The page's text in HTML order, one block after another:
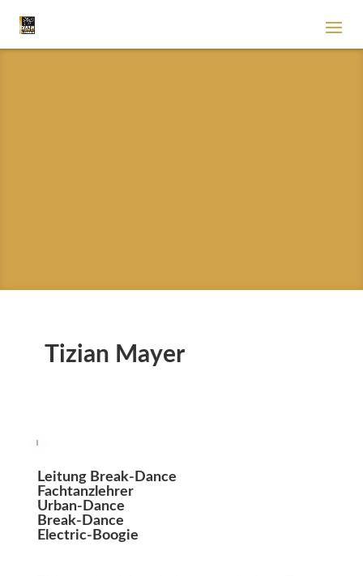
Tizian Mayer
Leitung Break-Dance
Fachtanzlehrer
Urban-Dance
Break-Dance
Electric-Boogie